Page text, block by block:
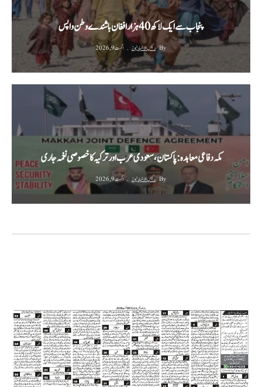
پنجاب سے ایک لاکھ 40 ہزار افغان باشندے وطن واپس
By رئیس الاخبار نیوز اگست 9, 2026
مکہ دفاعی معاہدہ: پاکستان، سعودی عرب اور ترکیہ کا خصوصی نغمہ جاری
By رئیس الاخبار نیوز اگست 9, 2026